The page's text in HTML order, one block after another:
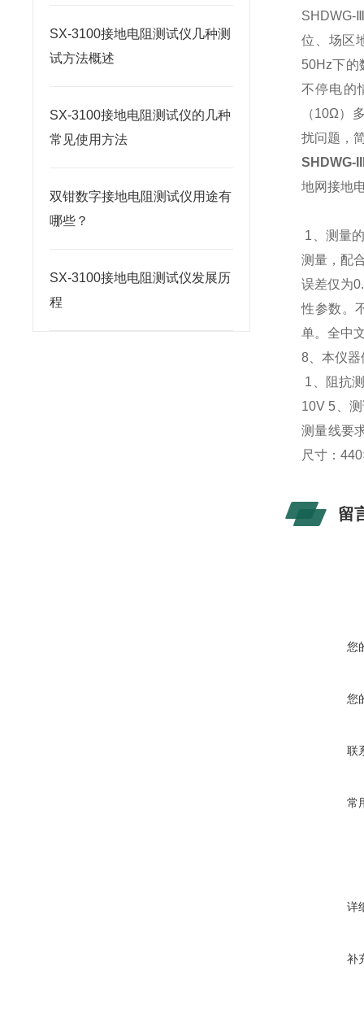
SX-3100接地电阻测试仪几种测
试方法概述
SX-3100接地电阻测试仪的几种
常见使用方法
双钳数字接地电阻测试仪用途有
哪些？
SX-3100接地电阻测试仪发展历
程
SHDWG-
位、场区
50Hz下的
不停电的
（10Ω）
扰问题，
SHDWG-
地网接地
1、测量
测量，配
误差仅为
性参数。
单。全中
8、本仪
1、阻抗
10V 5、
测量线要
尺寸：
留
您
您
联
常
详
补